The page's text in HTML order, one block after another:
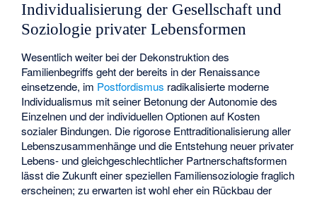
Individualisierung der Gesellschaft und
Soziologie privater Lebensformen
Wesentlich weiter bei der Dekonstruktion des
Familienbegriffs geht der bereits in der Renaissance
einsetzende, im Postfordismus radikalisierte moderne
Individualismus mit seiner Betonung der Autonomie des
Einzelnen und der individuellen Optionen auf Kosten
sozialer Bindungen. Die rigorose Enttraditionalisierung aller
Lebenszusammenhänge und die Entstehung neuer privater
Lebens- und gleichgeschlechtlicher Partnerschaftsformen
lässt die Zukunft einer speziellen Familiensoziologie fraglich
erscheinen; zu erwarten ist wohl eher ein Rückbau der